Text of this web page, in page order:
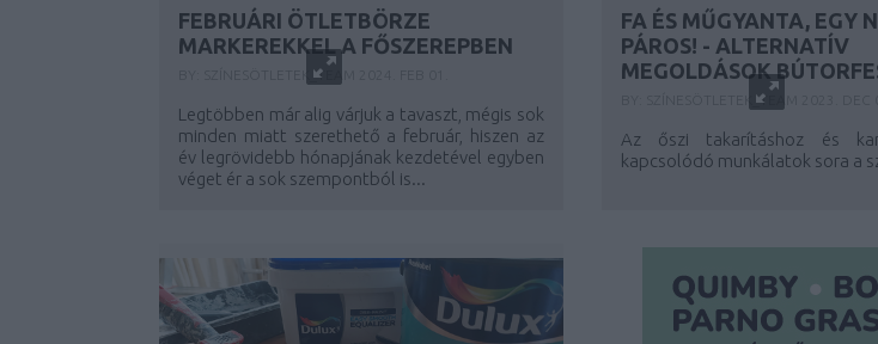
FEBRUÁRI ÖTLETBÖRZE
MARKEREKKEL A FŐSZEREPBEN
SZÍNESÖTLETEK_TEAM
Legtöbben már alig várjuk a tavaszt, mégis sok
minden miatt szerethető a február, hiszen az
év legrövidebb hónapjának kezdetével egyben
véget ér a sok szempontból is...
FA ÉS MŰGYANTA, EGY
PÁROS! - ALTERNATÍV
MEGOLDÁSOK
SZÍNESÖTLETEK_TEAM
Az őszi takarításhoz és
kapcsolódó munkálatok sora a